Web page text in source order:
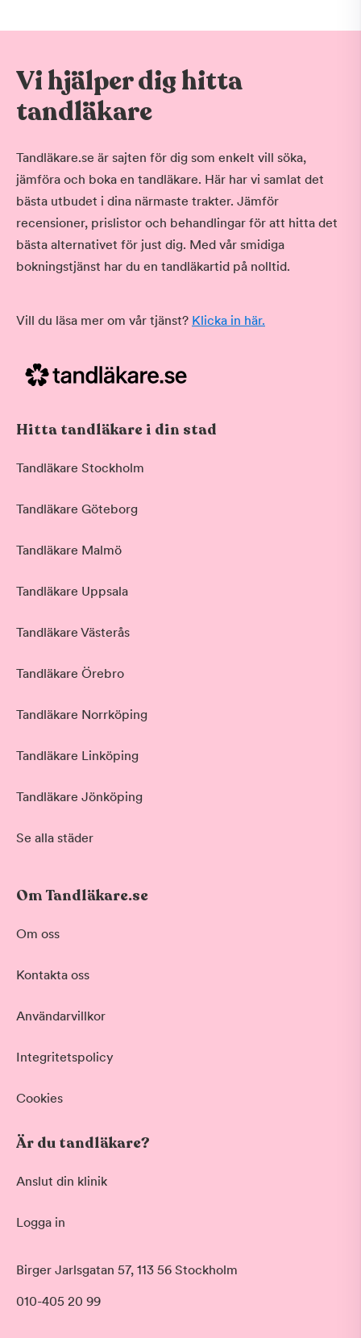
Behandling
Akut tandvård
Grundlig kontroll av tänder och tandkött
Professionell rengöring och puts
Skonsam blekning för vitare tänder
Datum
Tid på dagen
Morgon
Förmiddag
Vi hjälper dig hitta
tandläkare
Tandläkare.se är sajten för dig som enkelt vill söka,
jämföra och boka en tandläkare. Här har vi samlat det
bästa utbudet i dina närmaste trakter. Jämför
recensioner, prislistor och behandlingar för att hitta det
bästa alternativet för just dig. Med vår smidiga
bokningstjänst har du en tandläkartid på nolltid.
Vill du läsa mer om vår tjänst? Klicka in här.
Hitta tandläkare i din stad
Tandläkare Stockholm
Tandläkare Göteborg
Tandläkare Malmö
Tandläkare Uppsala
Tandläkare Västerås
Tandläkare Örebro
Tandläkare Norrköping
Tandläkare Linköping
Tandläkare Jönköping
Se alla städer
Om Tandläkare.se
Om oss
Kontakta oss
Användarvillkor
Integritetspolicy
Cookies
Är du tandläkare?
Anslut din klinik
Logga in
Birger Jarlsgatan 57, 113 56 Stockholm
010-405 20 99